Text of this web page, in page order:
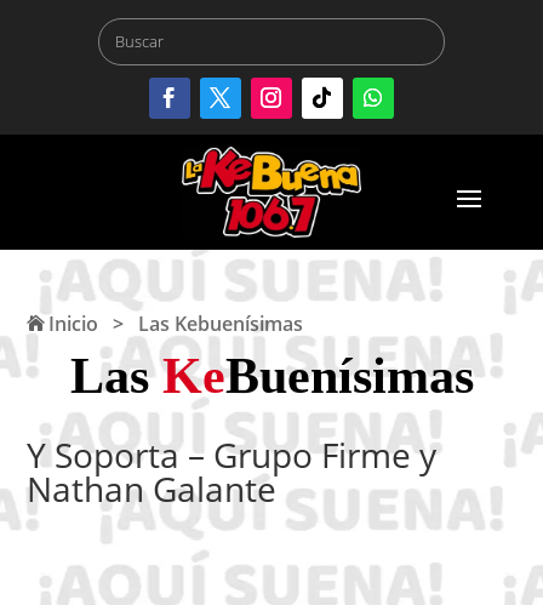
Inicio > Las Kebuenísimas
LasKeBuenísimas
Y Soporta – Grupo Firme y
Nathan Galante